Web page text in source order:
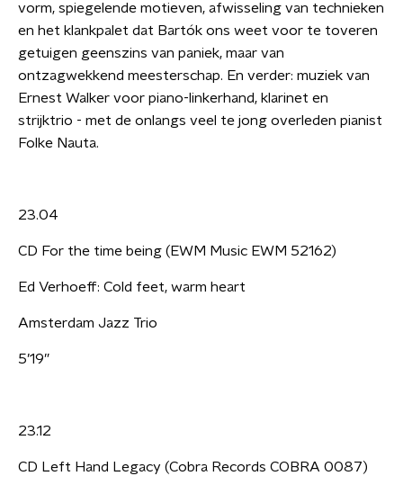
vorm, spiegelende motieven, afwisseling van technieken
en het klankpalet dat Bartók ons weet voor te toveren
getuigen geenszins van paniek, maar van
ontzagwekkend meesterschap. En verder: muziek van
Ernest Walker voor piano-linkerhand, klarinet en
strijktrio - met de onlangs veel te jong overleden pianist
Folke Nauta.
23.04
CD For the time being (EWM Music EWM 52162)
Ed Verhoeff: Cold feet, warm heart
Amsterdam Jazz Trio
5’19”
23.12
CD Left Hand Legacy (Cobra Records COBRA 0087)